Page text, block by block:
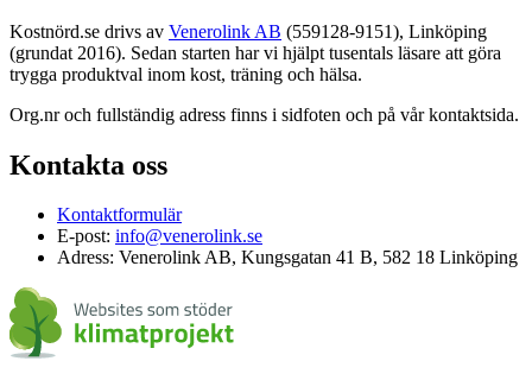
Kostnörd.se drivs av Venerolink AB (559128-9151), Linköping
(grundat 2016). Sedan starten har vi hjälpt tusentals läsare att göra
trygga produktval inom kost, träning och hälsa.
Org.nr och fullständig adress finns i sidfoten och på vår kontaktsida.
Kontakta oss
Kontaktformulär
E-post: info@venerolink.se
Adress: Venerolink AB, Kungsgatan 41 B, 582 18 Linköping